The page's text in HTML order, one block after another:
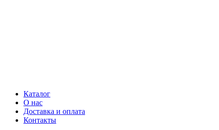
Каталог
О нас
Доставка и оплата
Контакты